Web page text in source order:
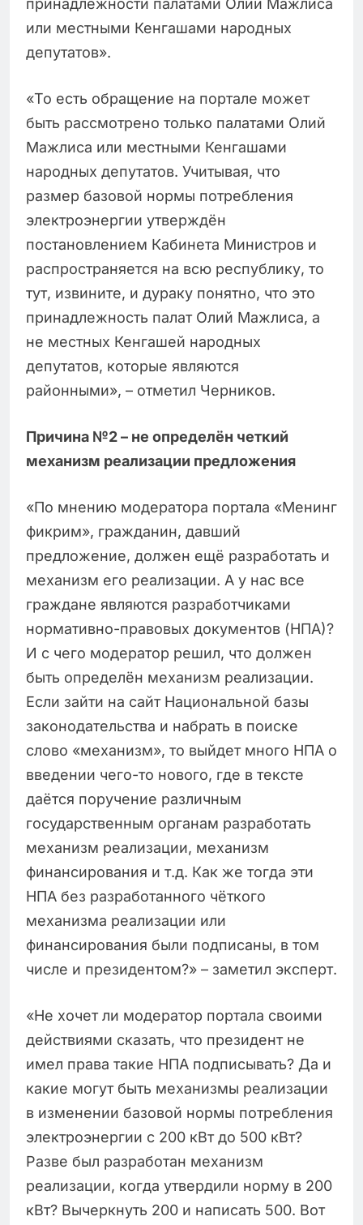
принадлежности палатами Олий Мажлиса
или местными Кенгашами народных
депутатов».
«То есть обращение на портале может
быть рассмотрено только палатами Олий
Мажлиса или местными Кенгашами
народных депутатов. Учитывая, что
размер базовой нормы потребления
электроэнергии утверждён
постановлением Кабинета Министров и
распространяется на всю республику, то
тут, извините, и дураку понятно, что это
принадлежность палат Олий Мажлиса, а
не местных Кенгашей народных
депутатов, которые являются
районными», – отметил Черников.
Причина №2 – не определён четкий
механизм реализации предложения
«По мнению модератора портала «Менинг
фикрим», гражданин, давший
предложение, должен ещё разработать и
механизм его реализации. А у нас все
граждане являются разработчиками
нормативно-правовых документов (НПА)?
И с чего модератор решил, что должен
быть определён механизм реализации.
Если зайти на сайт Национальной базы
законодательства и набрать в поиске
слово «механизм», то выйдет много НПА о
введении чего-то нового, где в тексте
даётся поручение различным
государственным органам разработать
механизм реализации, механизм
финансирования и т.д. Как же тогда эти
НПА без разработанного чёткого
механизма реализации или
финансирования были подписаны, в том
числе и президентом?» – заметил эксперт.
«Не хочет ли модератор портала своими
действиями сказать, что президент не
имел права такие НПА подписывать? Да и
какие могут быть механизмы реализации
в изменении базовой нормы потребления
электроэнергии с 200 кВт до 500 кВт?
Разве был разработан механизм
реализации, когда утвердили норму в 200
кВт? Вычеркнуть 200 и написать 500. Вот